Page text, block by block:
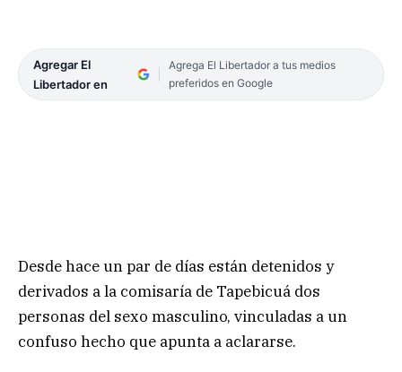
Agregar El
Libertador en
Agrega El Libertador a tus medios
preferidos en Google
Desde hace un par de días están detenidos y
derivados a la comisaría de Tapebicuá dos
personas del sexo masculino, vinculadas a un
confuso hecho que apunta a aclararse.